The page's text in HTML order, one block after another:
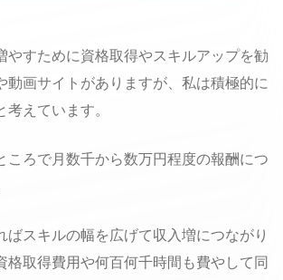
やすために資格取得やスキルアップを勧
動画サイトがありますが、私は積極的に
考えています。
ころで月数千から数万円程度の報酬につ
ばスキルの幅を広げて収入増につながり
格取得費用や何百何千時間も費やして同